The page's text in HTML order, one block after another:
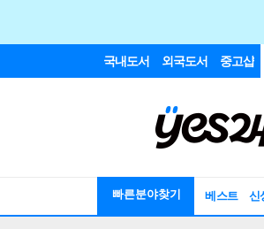
국내도서 외국도서 중고샵
빠른분야찾기 베스트 신